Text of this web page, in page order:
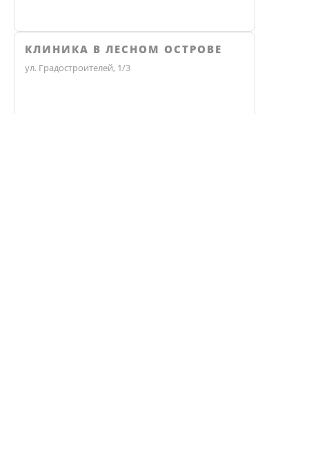
КЛИНИКА В ЛЕСНОМ ОСТРОВЕ
ул. Градостроителей, 1/3